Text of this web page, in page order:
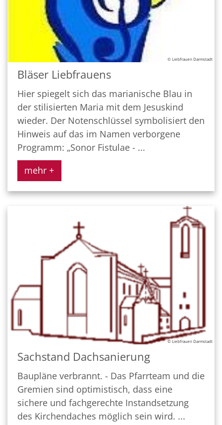
© Liebfrauen Darmstadt
Bläser Liebfrauens
Hier spiegelt sich das marianische Blau in
der stilisierten Maria mit dem Jesuskind
wieder. Der Notenschlüssel symbolisiert den
Hinweis auf das im Namen verborgene
Programm: „Sonor Fistulae - ...
mehr +
© Liebfrauen Darmstadt
Sachstand Dachsanierung
Baupläne verbrannt. - Das Pfarrteam und die
Gremien sind optimistisch, dass eine
sichere und fachgerechte Instandsetzung
des Kirchendaches möglich sein wird. ...